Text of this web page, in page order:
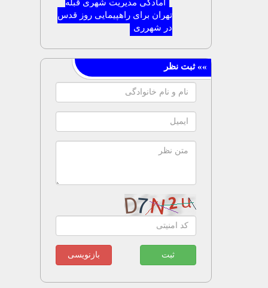
آمادگی مدیریت شهری قبله
تهران برای راهپیمایی روز قدس
در شهرری
بازنویسی